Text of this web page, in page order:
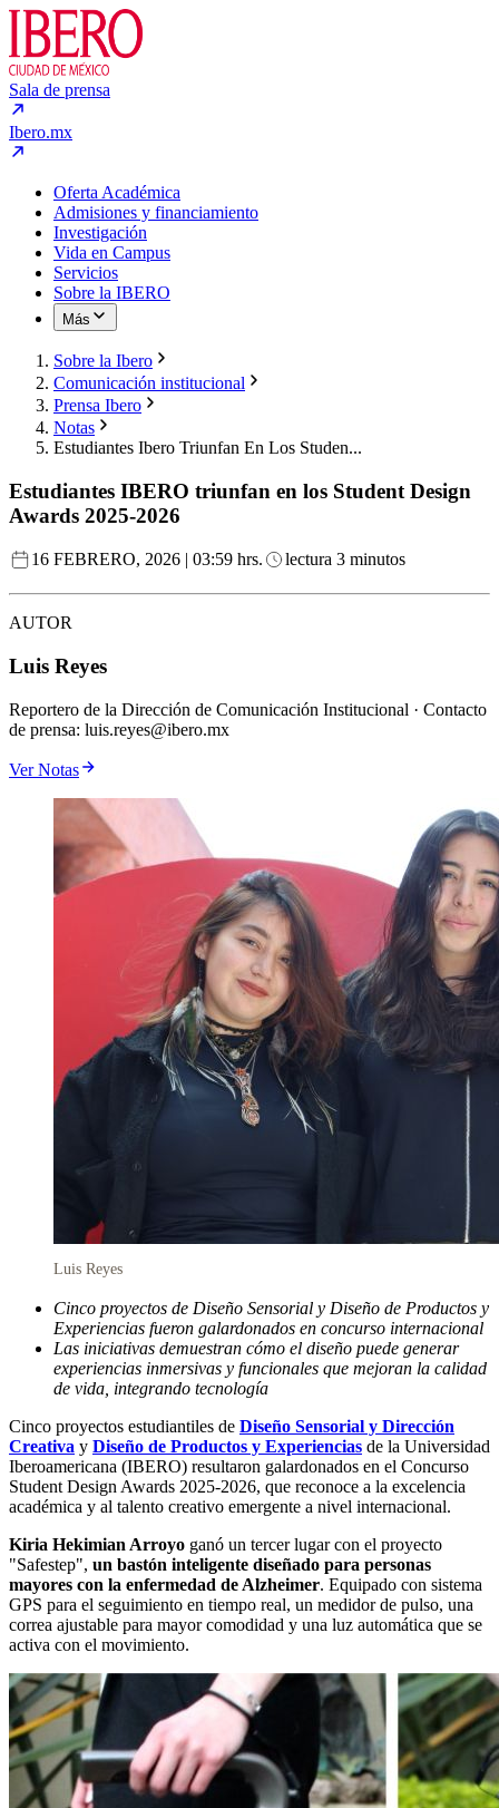
Sala de prensa
Ibero.mx
Oferta Académica
Admisiones y financiamiento
Investigación
Vida en Campus
Servicios
Sobre la IBERO
Más
Sobre la Ibero
Comunicación institucional
Prensa Ibero
Notas
Estudiantes Ibero Triunfan En Los Studen...
Estudiantes IBERO triunfan en los Student Design
Awards 2025-2026
16 FEBRERO, 2026 | 03:59 hrs. lectura 3 minutos
AUTOR
Luis Reyes
Reportero de la Dirección de Comunicación Institucional · Contacto
de prensa: luis.reyes@ibero.mx
Ver Notas
Luis Reyes
Cinco proyectos de Diseño Sensorial y Diseño de Productos y
Experiencias fueron galardonados en concurso internacional
Las iniciativas demuestran cómo el diseño puede generar
experiencias inmersivas y funcionales que mejoran la calidad
de vida, integrando tecnología
Cinco proyectos estudiantiles de Diseño Sensorial y Dirección
Creativa y Diseño de Productos y Experiencias de la Universidad
Iberoamericana (IBERO) resultaron galardonados en el Concurso
Student Design Awards 2025-2026, que reconoce a la excelencia
académica y al talento creativo emergente a nivel internacional.
Kiria Hekimian Arroyo ganó un tercer lugar con el proyecto
"Safestep", un bastón inteligente diseñado para personas
mayores con la enfermedad de Alzheimer. Equipado con sistema
GPS para el seguimiento en tiempo real, un medidor de pulso, una
correa ajustable para mayor comodidad y una luz automática que se
activa con el movimiento.